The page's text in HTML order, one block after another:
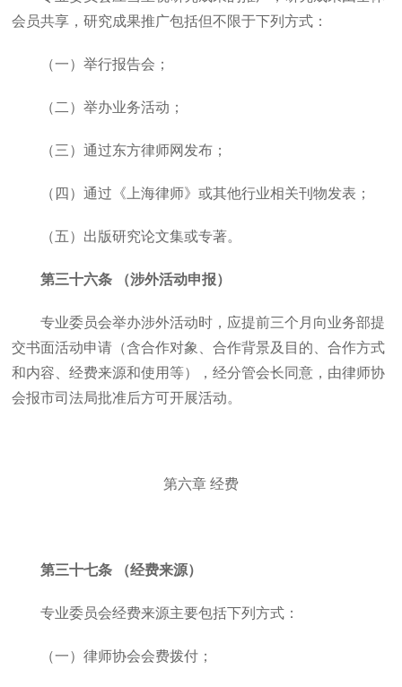
会员共享，研究成果推广包括但不限于下列方式：
（一）举行报告会；
（二）举办业务活动；
（三）通过东方律师网发布；
（四）通过《上海律师》或其他行业相关刊物发表；
（五）出版研究论文集或专著。
第三十六条 （涉外活动申报）
专业委员会举办涉外活动时，应提前三个月向业务部提
交书面活动申请（含合作对象、合作背景及目的、合作方式
和内容、经费来源和使用等），经分管会长同意，由律师协
会报市司法局批准后方可开展活动。
第六章 经费
第三十七条 （经费来源）
专业委员会经费来源主要包括下列方式：
（一）律师协会会费拨付；